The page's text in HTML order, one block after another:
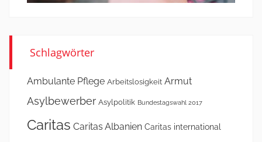
Schlagwörter
Ambulante Pflege Arbeitslosigkeit Armut
Asylbewerber Asylpolitik Bundestagswahl 2017
Caritas Caritas Albanien Caritas international